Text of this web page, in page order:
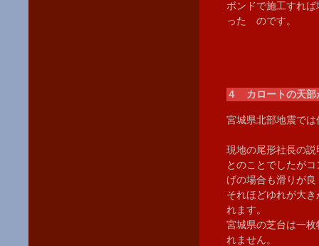
ボンドで施工すれ
った のです。
４ カロートの天部
宮城県北部地震で
現地の尾形社長の
とのことでしたが
げの場合も滑りが
それほどゆれが大
れます。
宮城県の芝台は一
れません。